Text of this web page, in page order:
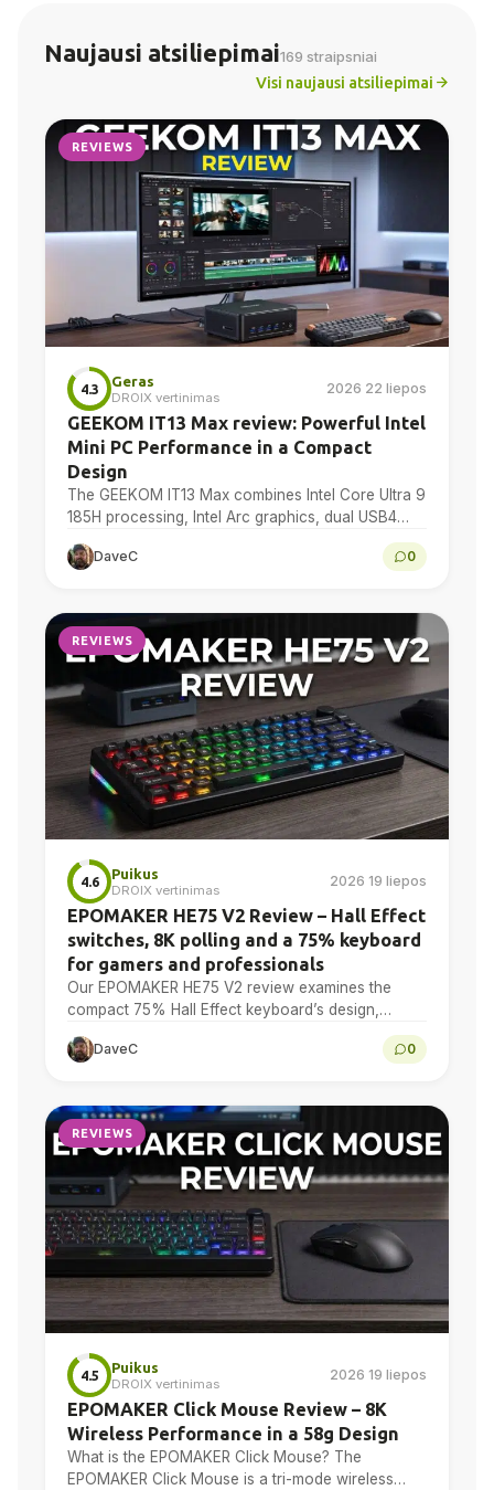
Naujausi atsiliepimai169 straipsniai
Visi naujausi atsiliepimai
REVIEWS
4.3
Geras
DROIX vertinimas
2026 22 liepos
GEEKOM IT13 Max review: Powerful Intel
Mini PC Performance in a Compact
Design
The GEEKOM IT13 Max combines Intel Core Ultra 9
185H processing, Intel Arc graphics, dual USB4
DaveC 0
REVIEWS
4.6
Puikus
DROIX vertinimas
2026 19 liepos
EPOMAKER HE75 V2 Review – Hall Effect
switches, 8K polling and a 75% keyboard
for gamers and professionals
Our EPOMAKER HE75 V2 review examines the
compact 75% Hall Effect keyboard’s design,
adjustable actuation, sound treatment, 8K polling,
software, battery and multi-device connectivity.
DaveC 0
REVIEWS
4.5
Puikus
DROIX vertinimas
2026 19 liepos
EPOMAKER Click Mouse Review – 8K
Wireless Performance in a 58g Design
What is the EPOMAKER Click Mouse? The
EPOMAKER Click Mouse is a tri-mode wireless